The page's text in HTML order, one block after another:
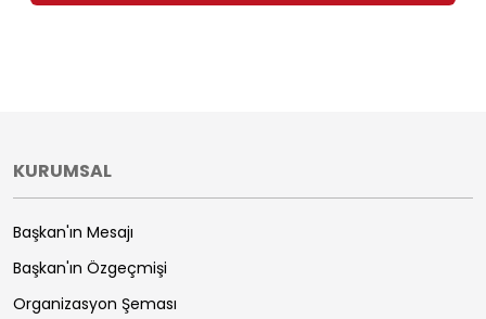
KURUMSAL
Başkan'ın Mesajı
Başkan'ın Özgeçmişi
Organizasyon Şeması